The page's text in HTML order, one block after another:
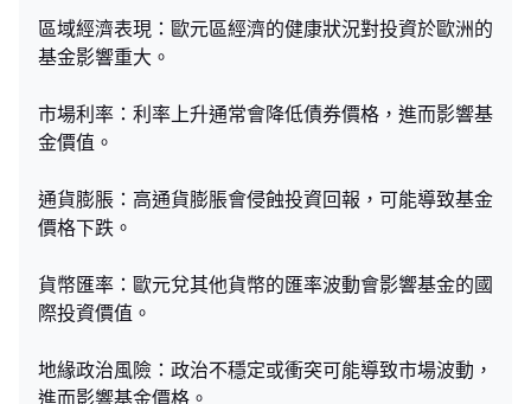
區域經濟表現：歐元區經濟的健康狀況對投資於歐洲的
基金影響重大。
市場利率：利率上升通常會降低債券價格，進而影響基
金價值。
通貨膨脹：高通貨膨脹會侵蝕投資回報，可能導致基金
價格下跌。
貨幣匯率：歐元兌其他貨幣的匯率波動會影響基金的國
際投資價值。
地緣政治風險：政治不穩定或衝突可能導致市場波動，
進而影響基金價格。